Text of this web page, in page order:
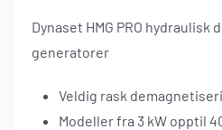
Dynaset HMG PRO hydraulisk
generatorer
Veldig rask
Modeller fra 3 kW opptil